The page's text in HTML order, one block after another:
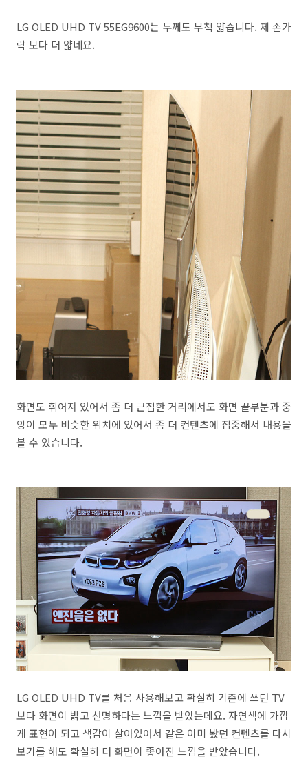
LG OLED UHD TV 55EG9600는 두께도 무척 얇습니다. 제 손가
락 보다 더 얇네요.
화면도 휘어져 있어서 좀 더 근접한 거리에서도 화면 끝부분과 중
앙이 모두 비슷한 위치에 있어서 좀 더 컨텐츠에 집중해서 내용을
볼 수 있습니다.
LG OLED UHD TV를 처음 사용해보고 확실히 기존에 쓰던 TV
보다 화면이 밝고 선명하다는 느낌을 받았는데요. 자연색에 가깝
게 표현이 되고 색감이 살아있어서 같은 이미 봤던 컨텐츠를 다시
보기를 해도 확실히 더 화면이 좋아진 느낌을 받았습니다.